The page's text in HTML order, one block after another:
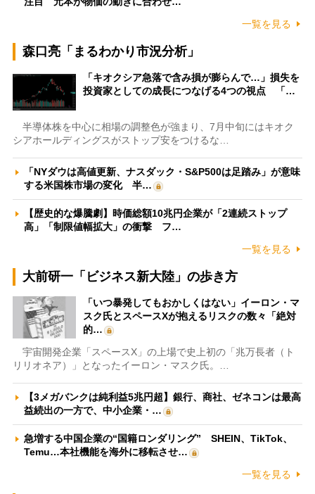
一覧を見る
森口亮「まるわかり市況分析」
「キオクシア急落で含み損が膨らんで…」損失を
投資家としての成長につなげる4つの視点 「…
半導体株を中心に相場の調整色が強まり、7月中旬にはキオク
シアホールディングスがストップ安をつけるな…
「NYダウは高値更新、ナスダック・S&P500は足踏み」が意味
する米国株市場の変化 半…
【歴史的な爆騰劇】時価総額10兆円企業が「2連続ストップ
高」「制限値幅拡大」の衝撃 フ…
一覧を見る
大前研一「ビジネス新大陸」の歩き方
「いつ暴発してもおかしくはない」イーロン・マ
スク氏とスペースXが抱えるリスクの数々「絶対
的…
宇宙開発企業「スペースX」の上場で史上初の「兆万長者（ト
リリオネア）」となったイーロン・マスク氏。…
【3メガバンクは純利益5兆円超】銀行、商社、ゼネコンは最高
益続出の一方で、中小企業・…
急増する中国企業の“国籍ロンダリング” SHEIN、TikTok、
Temu…本社機能を海外に移転させ…
一覧を見る